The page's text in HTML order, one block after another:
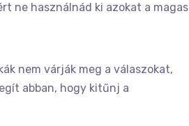
ne használnád ki azokat a magas
nem várják meg a válaszokat,
abban, hogy kitűnj a